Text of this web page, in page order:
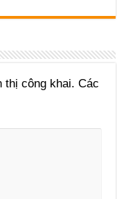
thị công khai. Các